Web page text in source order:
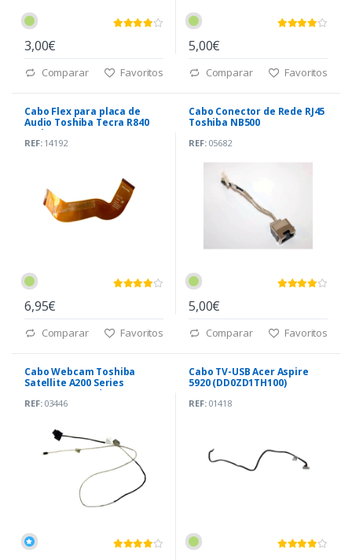
3,00€
Comparar Favoritos
5,00€
Comparar Favoritos
Cabo Flex para placa de
Audio Toshiba Tecra R840
Series (G5B003022000)
REF:14192
6,95€
Comparar Favoritos
Cabo Conector de Rede RJ45
Toshiba NB500
REF:05682
5,00€
Comparar Favoritos
Cabo Webcam Toshiba
Satellite A200 Series
(DC02000DG00) *
REF:03446
Cabo TV-USB Acer Aspire
5920 (DD0ZD1TH100)
REF:01418